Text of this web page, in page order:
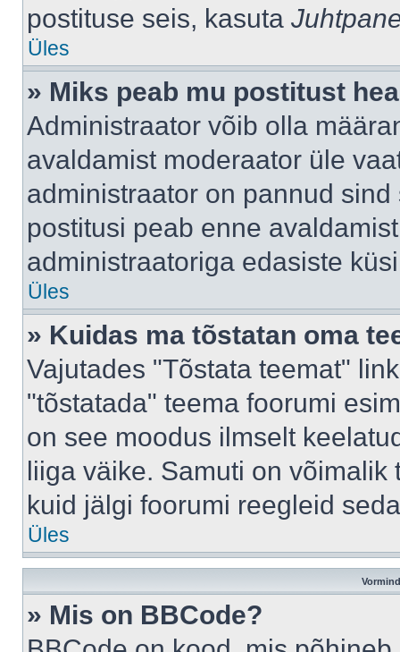
postituse seis, kasuta
Üles
» Miks peab mu postitust
Administraator võib olla
avaldamist moderaator üle
administraator on pannud
postitusi peab enne
administraatoriga edasiste
Üles
» Kuidas ma tõstatan oma
Vajutades "Tõstata teemat"
"tõstatada" teema foorumi
on see moodus ilmselt
liiga väike. Samuti on
kuid jälgi foorumi reegleid
Üles
» Mis on BBCode?